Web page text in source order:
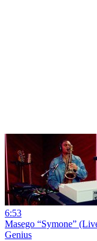
6:53
Masego “Symone”
Genius